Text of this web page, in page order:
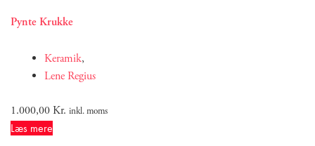
Pynte Krukke
Keramik,
Lene Regius
1.000,00Kr. inkl. moms
Læs mere